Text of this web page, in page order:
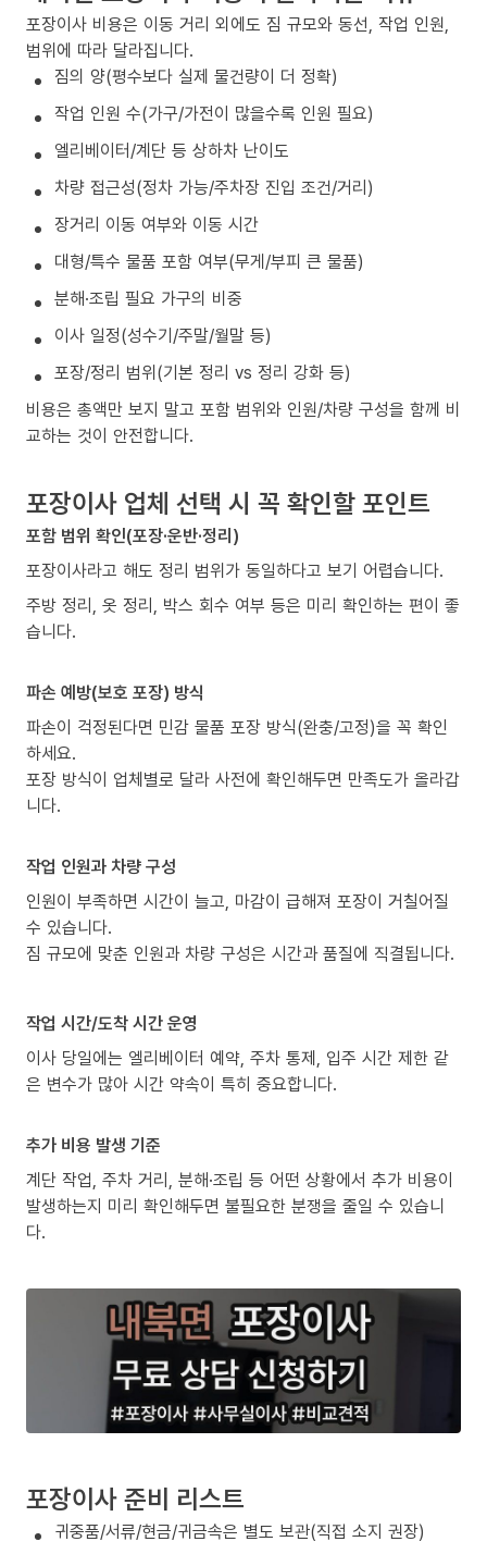
포장이사 비용은 이동 거리 외에도 짐 규모와 동선, 작업 인원,
범위에 따라 달라집니다.
짐의 양(평수보다 실제 물건량이 더 정확)
작업 인원 수(가구/가전이 많을수록 인원 필요)
엘리베이터/계단 등 상하차 난이도
차량 접근성(정차 가능/주차장 진입 조건/거리)
장거리 이동 여부와 이동 시간
대형/특수 물품 포함 여부(무게/부피 큰 물품)
분해·조립 필요 가구의 비중
이사 일정(성수기/주말/월말 등)
포장/정리 범위(기본 정리 vs 정리 강화 등)
비용은 총액만 보지 말고 포함 범위와 인원/차량 구성을 함께 비
교하는 것이 안전합니다.
포장이사 업체 선택 시 꼭 확인할 포인트
포함 범위 확인(포장·운반·정리)
포장이사라고 해도 정리 범위가 동일하다고 보기 어렵습니다.
주방 정리, 옷 정리, 박스 회수 여부 등은 미리 확인하는 편이 좋
습니다.
파손 예방(보호 포장) 방식
파손이 걱정된다면 민감 물품 포장 방식(완충/고정)을 꼭 확인
하세요.
포장 방식이 업체별로 달라 사전에 확인해두면 만족도가 올라갑
니다.
작업 인원과 차량 구성
인원이 부족하면 시간이 늘고, 마감이 급해져 포장이 거칠어질
수 있습니다.
짐 규모에 맞춘 인원과 차량 구성은 시간과 품질에 직결됩니다.
작업 시간/도착 시간 운영
이사 당일에는 엘리베이터 예약, 주차 통제, 입주 시간 제한 같
은 변수가 많아 시간 약속이 특히 중요합니다.
추가 비용 발생 기준
계단 작업, 주차 거리, 분해·조립 등 어떤 상황에서 추가 비용이
발생하는지 미리 확인해두면 불필요한 분쟁을 줄일 수 있습니
다.
포장이사 준비 리스트
귀중품/서류/현금/귀금속은 별도 보관(직접 소지 권장)